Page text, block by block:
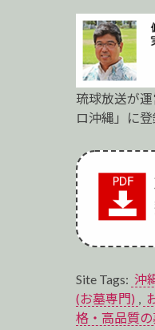
琉球放送が
ロ沖縄」に登
Site Tags: 沖
(お墓専門)
格・高品質の